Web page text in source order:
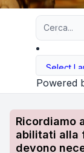
Powered
Ricordiamo
abilitati alla
devono